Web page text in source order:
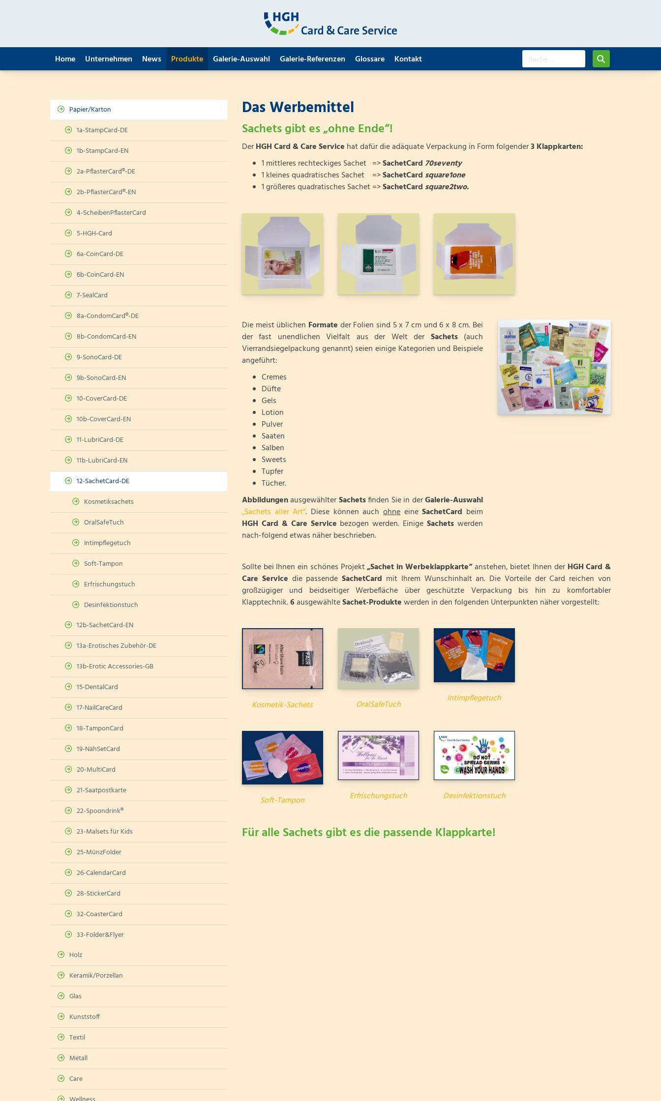
Home Unternehmen News Produkte Galerie-Auswahl Galerie-Referenzen Glossare Kontakt
Das Werbemittel
Sachets gibt es „ohne Ende“!
DerHGH Card & Care Service hat dafür die adäquate Verpackung in Form folgender3 Klappkarten:
1 mittleres rechteckiges Sachet =>SachetCard 70seventy
1 kleines quadratisches Sachet =>SachetCard square1one
1 größeres quadratisches Sachet =>SachetCard square2two.
Die meist üblichen Formate der Folien sind 5 x 7 cm und 6 x 8 cm. Bei
der fast unendlichen Vielfalt aus der Welt der Sachets (auch
Vierrandsiegelpackung genannt) seien einige Kategorien und Beispiele
angeführt:
Cremes
Düfte
Gels
Lotion
Pulver
Saaten
Salben
Sweets
Tupfer
Tücher.
AbbildungenausgewählterSachetsfinden Sie in derGalerie-Auswahl
„Sachets aller Art“. Diese können auch ohne eineSachetCard beim
HGH Card & Care Service bezogen werden. EinigeSachets werden
nach-folgend etwas näher beschrieben.
Sollte bei Ihnen ein schönes Projekt„Sachet in Werbeklappkarte“anstehen, bietet Ihnen der HGH Card &
Care Service die passendeSachetCard mit Ihrem Wunschinhalt an. Die Vorteile der Card reichen von
großzügiger und beidseitiger Werbefläche über geschützte Verpackung bis hin zu komfortabler
Klapptechnik.6ausgewählteSachet-Produktewerden in den folgenden Unterpunkten näher vorgestellt:
Kosmetik-Sachets OralSafeTuch
Intimpflegetuch
Soft-Tampon Erfrischungstuch Desinfektionstuch
Für alle Sachets gibt es die passende Klappkarte!
Papier/Karton
1a-StampCard-DE
1b-StampCard-EN
2a-PflasterCard®-DE
2b-PflasterCard®-EN
4-ScheibenPflasterCard
5-HGH-Card
6a-CoinCard-DE
6b-CoinCard-EN
7-SealCard
8a-CondomCard®-DE
8b-CondomCard-EN
9-SonoCard-DE
9b-SonoCard-EN
10-CoverCard-DE
10b-CoverCard-EN
11-LubriCard-DE
11b-LubriCard-EN
12-SachetCard-DE
Kosmetiksachets
OralSafeTuch
Intimpflegetuch
Soft-Tampon
Erfrischungstuch
Desinfektionstuch
12b-SachetCard-EN
13a-Erotisches Zubehör-DE
13b-Erotic Accessories-GB
15-DentalCard
17-NailCareCard
18-TamponCard
19-NähSetCard
20-MultiCard
21-Saatpostkarte
22-Spoondrink®
23-Malsets für Kids
25-MünzFolder
26-CalendarCard
28-StickerCard
32-CoasterCard
33-Folder&Flyer
Holz
Keramik/Porzellan
Glas
Kunststoff
Textil
Metall
Care